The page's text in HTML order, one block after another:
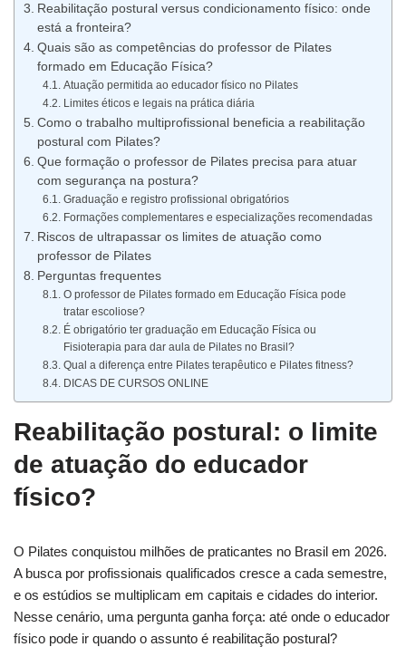
Reabilitação postural versus condicionamento físico: onde
está a fronteira?
Quais são as competências do professor de Pilates
formado em Educação Física?
Atuação permitida ao educador físico no Pilates
Limites éticos e legais na prática diária
Como o trabalho multiprofissional beneficia a reabilitação
postural com Pilates?
Que formação o professor de Pilates precisa para atuar
com segurança na postura?
Graduação e registro profissional obrigatórios
Formações complementares e especializações recomendadas
Riscos de ultrapassar os limites de atuação como
professor de Pilates
Perguntas frequentes
O professor de Pilates formado em Educação Física pode
tratar escoliose?
É obrigatório ter graduação em Educação Física ou
Fisioterapia para dar aula de Pilates no Brasil?
Qual a diferença entre Pilates terapêutico e Pilates fitness?
DICAS DE CURSOS ONLINE
Reabilitação postural: o limite
de atuação do educador
físico?
O Pilates conquistou milhões de praticantes no Brasil em 2026.
A busca por profissionais qualificados cresce a cada semestre,
e os estúdios se multiplicam em capitais e cidades do interior.
Nesse cenário, uma pergunta ganha força: até onde o educador
físico pode ir quando o assunto é reabilitação postural?